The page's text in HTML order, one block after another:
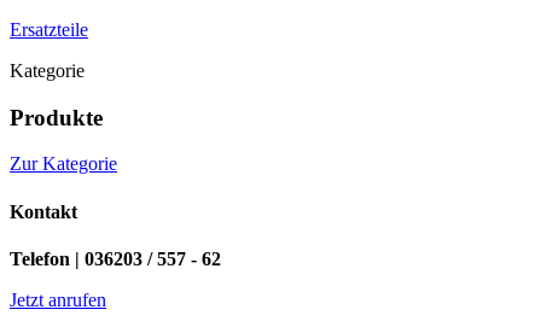
Ersatzteile
Kategorie
Produkte
Zur Kategorie
Kontakt
Telefon | 036203 / 557 - 62
Jetzt anrufen